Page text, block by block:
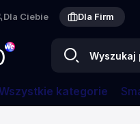
kategorie
Dla Ciebie Dla Firm
główna Konsola ASUS